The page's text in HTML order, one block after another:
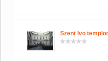
Szent Ivo